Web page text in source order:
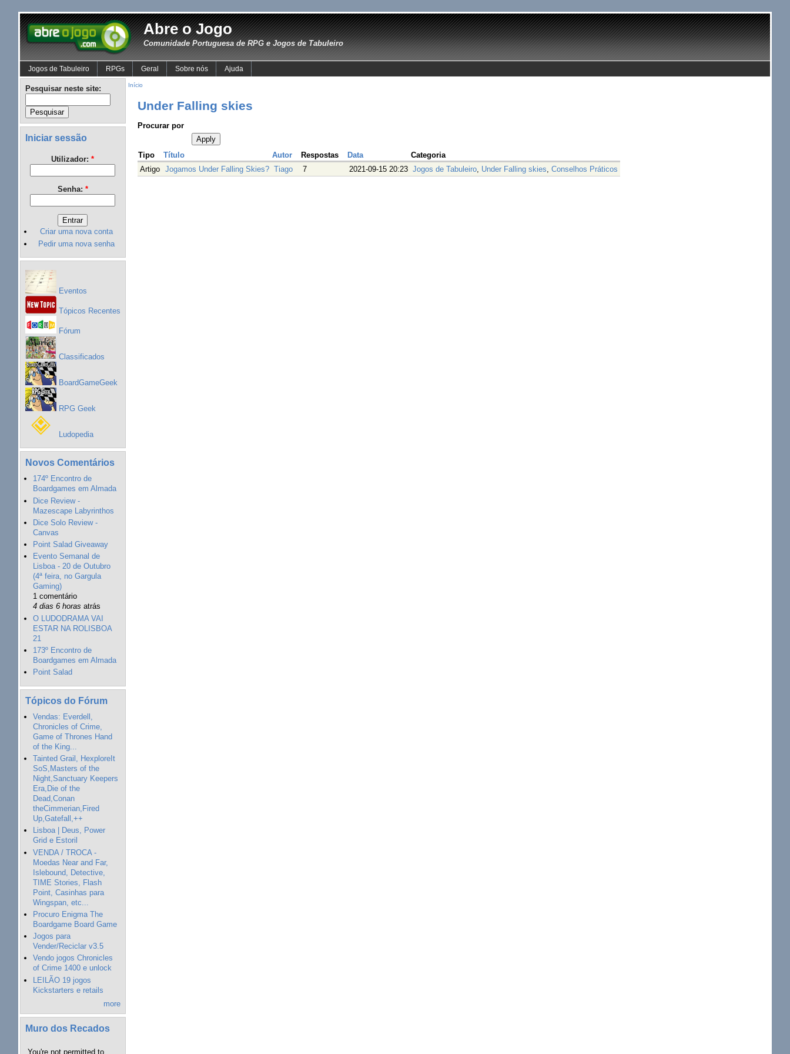
Abre o Jogo
Comunidade Portuguesa de RPG e Jogos de Tabuleiro
Jogos de Tabuleiro RPGs Geral Sobre nós Ajuda
Pesquisar neste site:
Iniciar sessão
Utilizador:*
Senha: *
Criar uma nova conta
Pedir uma nova senha
Eventos
Tópicos Recentes
Fórum
Classificados
BoardGameGeek
RPG Geek
Ludopedia
Novos Comentários
174º Encontro de
Boardgames em Almada
Dice Review -
Mazescape Labyrinthos
Dice Solo Review -
Canvas
Point Salad Giveaway
Evento Semanal de
Lisboa - 20 de Outubro
(4ª feira, no Gargula
Gaming)
1 comentário
4 dias 6 horas atrás
O LUDODRAMA VAI
ESTAR NA ROLISBOA
21
173º Encontro de
Boardgames em Almada
Point Salad
Tópicos do Fórum
Vendas: Everdell,
Chronicles of Crime,
Game of Thrones Hand
of the King...
Tainted Grail, HexploreIt
SoS,Masters of the
Night,Sanctuary Keepers
Era,Die of the
Dead,Conan
theCimmerian,Fired
Up,Gatefall,++
Lisboa | Deus, Power
Grid e Estoril
VENDA / TROCA -
Moedas Near and Far,
Islebound, Detective,
TIME Stories, Flash
Point, Casinhas para
Wingspan, etc...
Procuro Enigma The
Boardgame Board Game
Jogos para
Vender/Reciclar v3.5
Vendo jogos Chronicles
of Crime 1400 e unlock
LEILÃO 19 jogos
Kickstarters e retails
more
Muro dos Recados
You're not permitted to
Início
Under Falling skies
Procurar por
Tipo Título Autor Respostas Data
Categoria
Artigo
Jogamos Under Falling Skies? Tiago 7 2021-09-15 20:23 Jogos de Tabuleiro, Under Falling skies Conselhos Práticos